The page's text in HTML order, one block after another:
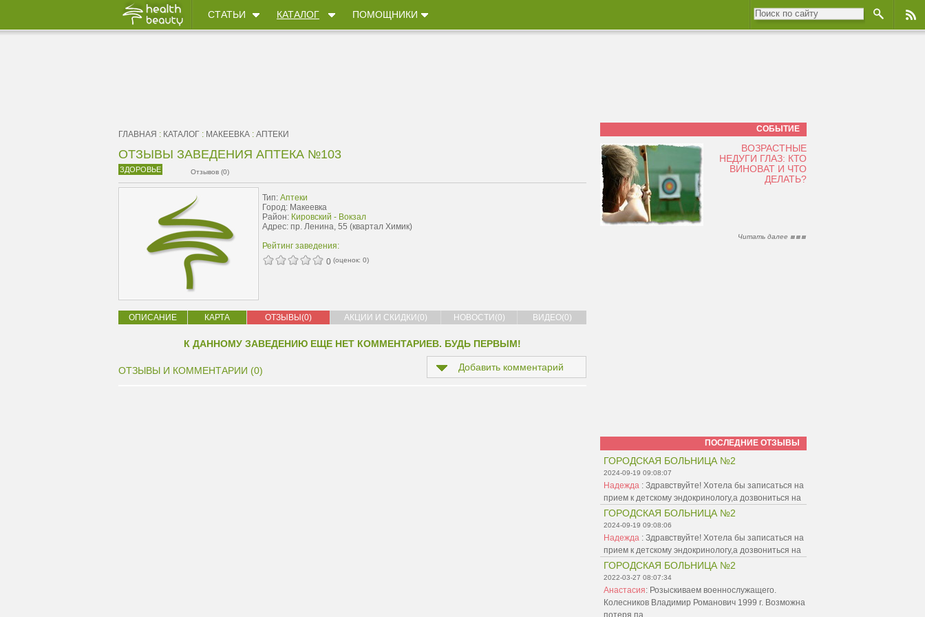
СТАТЬИ КАТАЛОГ ПОМОЩНИКИ
ГЛАВНАЯ : КАТАЛОГ : МАКЕЕВКА : АПТЕКИ
ОТЗЫВЫ ЗАВЕДЕНИЯ АПТЕКА №103
ЗДОРОВЬЕ Отзывов (0)
Тип: Аптеки
Город: Макеевка
Район: Кировский - Вокзал
Адрес: пр. Ленина, 55 (квартал Химик)
Рейтинг заведения:
0 (оценок: 0)
ОПИСАНИЕ КАРТА ОТЗЫВЫ(0) АКЦИИ И СКИДКИ(0) НОВОСТИ(0) ВИДЕО(0)
К ДАННОМУ ЗАВЕДЕНИЮ ЕЩЕ НЕТ КОММЕНТАРИЕВ. БУДЬ ПЕРВЫМ!
ОТЗЫВЫ И КОММЕНТАРИИ (0) Добавить комментарий
СОБЫТИЕ
ВОЗРАСТНЫЕ
НЕДУГИ ГЛАЗ: КТО
ВИНОВАТ И ЧТО
ДЕЛАТЬ?
Читать далее
ПОСЛЕДНИЕ ОТЗЫВЫ
ГОРОДСКАЯ БОЛЬНИЦА №2
2024-09-19 09:08:07
Надежда : Здравствуйте! Хотела бы записаться на
прием к детскому эндокринологу,а дозвониться на
ГОРОДСКАЯ БОЛЬНИЦА №2
2024-09-19 09:08:06
Надежда : Здравствуйте! Хотела бы записаться на
прием к детскому эндокринологу,а дозвониться на
ГОРОДСКАЯ БОЛЬНИЦА №2
2022-03-27 08:07:34
Анастасия: Розыскиваем военнослужащего.
Колесников Владимир Романович 1999 г. Возможна
потеря па